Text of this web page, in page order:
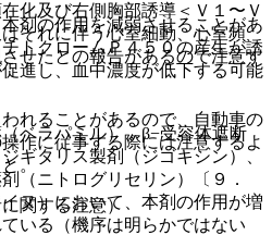
剤の作用を減弱させることがあ
トクロームＰ４５０の産生が誘
進し、血中濃度が低下する可能
ベラパミル）、β−受容体遮断
ギタリス製剤（ジゴキシン）、
（ニトログリセリン）〔９．
ヌ）において、本剤の作用が増
いる（機序は明らかではない
化及び右側胸部誘導＜Ｖ１〜Ｖ
それに伴う心室細動、心室頻
せたとの報告があるので注意す
れることがあるので、自動車の
作に従事する際には注意するよ
。
関する注意）